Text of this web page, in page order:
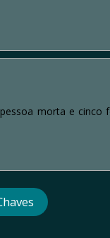
morta e cinco